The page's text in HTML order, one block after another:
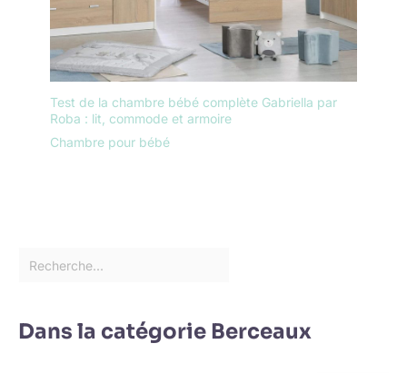
Test de la chambre bébé complète Gabriella par
Roba : lit, commode et armoire
Chambre pour bébé
Dans la catégorie Berceaux